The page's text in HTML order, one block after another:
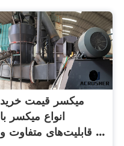
میکسر قیمت خرید
انواع میکسر با
قابلیت‌های متفاوت و ...